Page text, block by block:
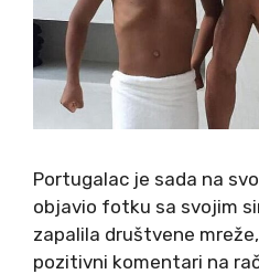
Portugalac je sada na
objavio fotku sa svojim
zapalila društvene
pozitivni komentari na